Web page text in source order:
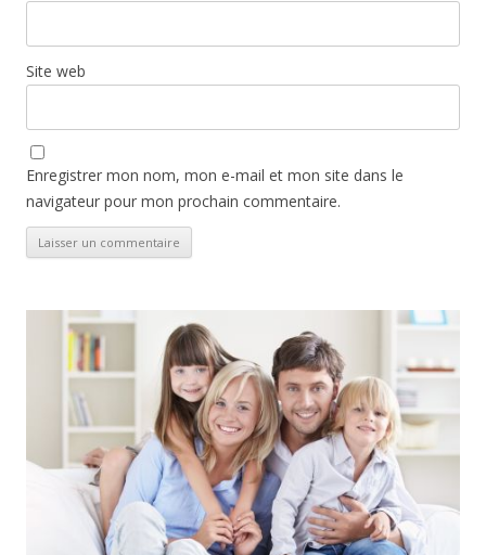
Site web
Enregistrer mon nom, mon e-mail et mon site dans le
navigateur pour mon prochain commentaire.